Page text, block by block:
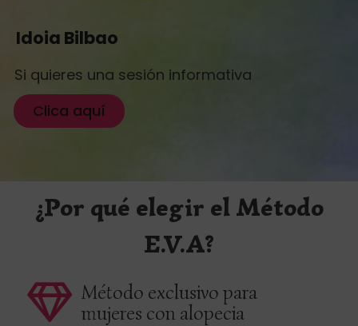
Idoia Bilbao
Si quieres una sesión informativa
Clica aquí
¿Por qué elegir el Método
E.V.A?
Método exclusivo para
mujeres con alopecia